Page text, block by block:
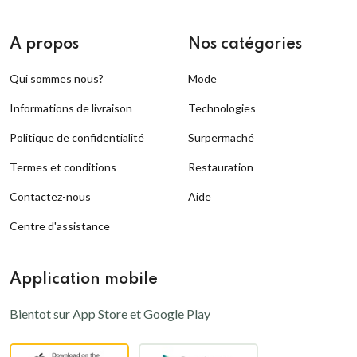
A propos
Qui sommes nous?
Informations de livraison
Politique de confidentialité
Termes et conditions
Contactez-nous
Centre d'assistance
Nos catégories
Mode
Technologies
Surpermaché
Restauration
Aide
Application mobile
Bientot sur App Store et Google Play